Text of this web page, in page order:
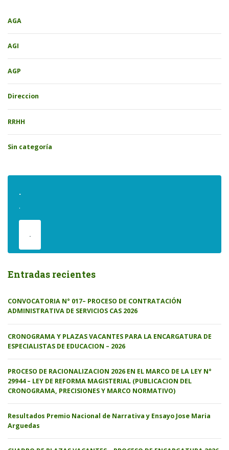
AGA
AGI
AGP
Direccion
RRHH
Sin categoría
.
.
.
Entradas recientes
CONVOCATORIA N° 017– PROCESO DE CONTRATACIÓN
ADMINISTRATIVA DE SERVICIOS CAS 2026
CRONOGRAMA Y PLAZAS VACANTES PARA LA ENCARGATURA DE
ESPECIALISTAS DE EDUCACION – 2026
PROCESO DE RACIONALIZACION 2026 EN EL MARCO DE LA LEY N°
29944 – LEY DE REFORMA MAGISTERIAL (PUBLICACION DEL
CRONOGRAMA, PRECISIONES Y MARCO NORMATIVO)
Resultados Premio Nacional de Narrativa y Ensayo Jose Maria
Arguedas